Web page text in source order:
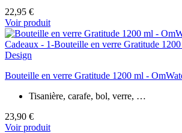
22,95 €
Voir produit
Bouteille en verre Gratitude 1200 ml -
Tisanière, carafe, bol, verre, …
23,90 €
Voir produit